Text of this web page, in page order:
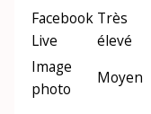
Facebook
Live
Très
élevé
Image
photo
Moyen